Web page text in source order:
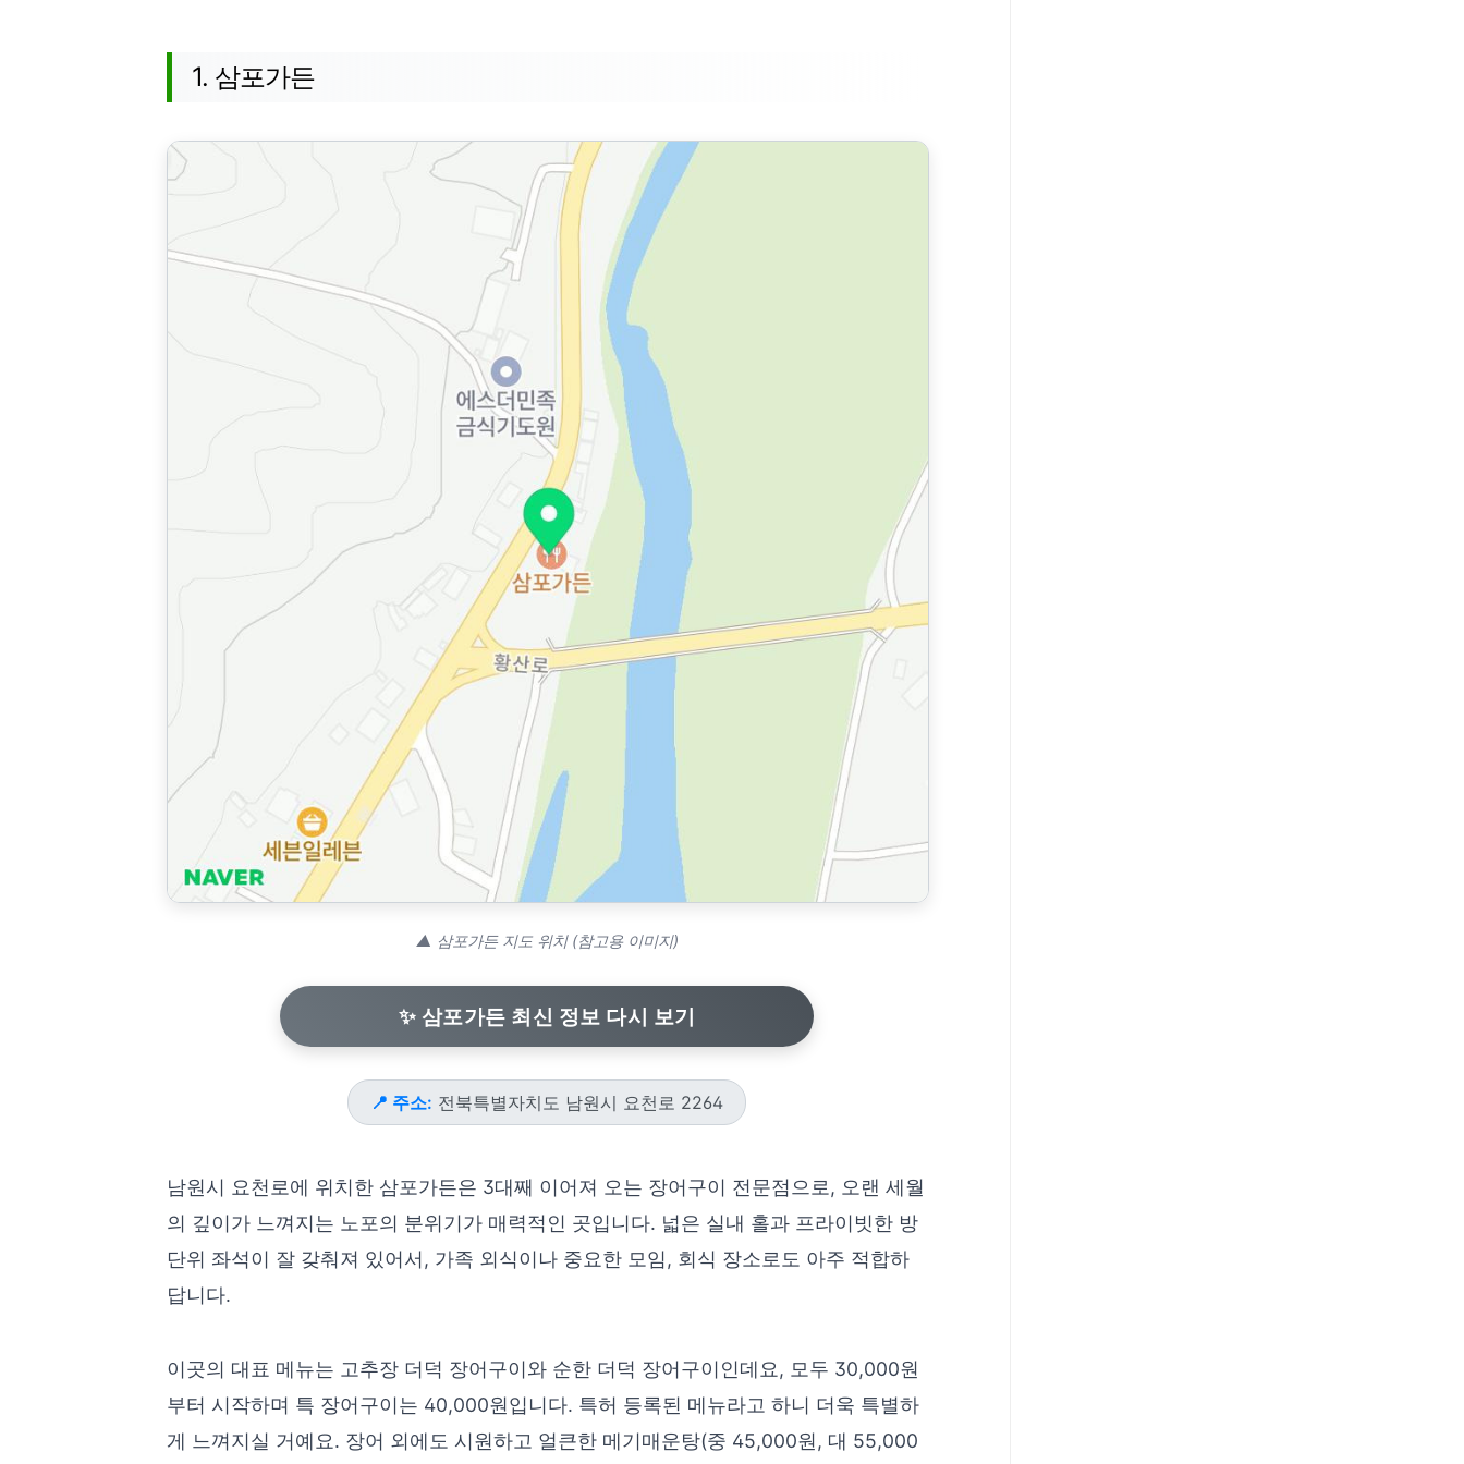
1. 삼포가든
▲ 삼포가든 지도 위치 (참고용 이미지)
✨ 삼포가든 최신 정보 다시 보기
📍 주소: 전북특별자치도 남원시 요천로 2264
남원시 요천로에 위치한 삼포가든은 3대째 이어져 오는 장어구이 전문점으로, 오랜 세월
의 깊이가 느껴지는 노포의 분위기가 매력적인 곳입니다. 넓은 실내 홀과 프라이빗한 방
단위 좌석이 잘 갖춰져 있어서, 가족 외식이나 중요한 모임, 회식 장소로도 아주 적합하
답니다.
이곳의 대표 메뉴는 고추장 더덕 장어구이와 순한 더덕 장어구이인데요, 모두 30,000원
부터 시작하며 특 장어구이는 40,000원입니다. 특허 등록된 메뉴라고 하니 더욱 특별하
게 느껴지실 거예요. 장어 외에도 시원하고 얼큰한 메기매운탕(중 45,000원, 대 55,000